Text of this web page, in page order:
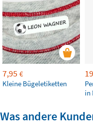
7,95 €
Kleine Bügeletiketten
in
Was andere